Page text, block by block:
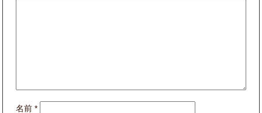
名前*